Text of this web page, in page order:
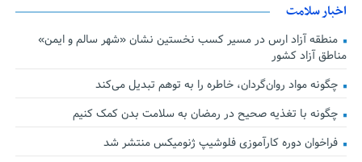
اخبار سلامت
منطقه آزاد ارس در مسیر کسب نخستین نشان «شهر سالم و ایمن»
مناطق آزاد کشور
چگونه مواد روان‌گردان، خاطره را به توهم تبدیل می‌کند
چگونه با تغذیه صحیح در رمضان به سلامت بدن کمک کنیم
فراخوان دوره کارآموزی فلوشیپ ژنومیکس منتشر شد